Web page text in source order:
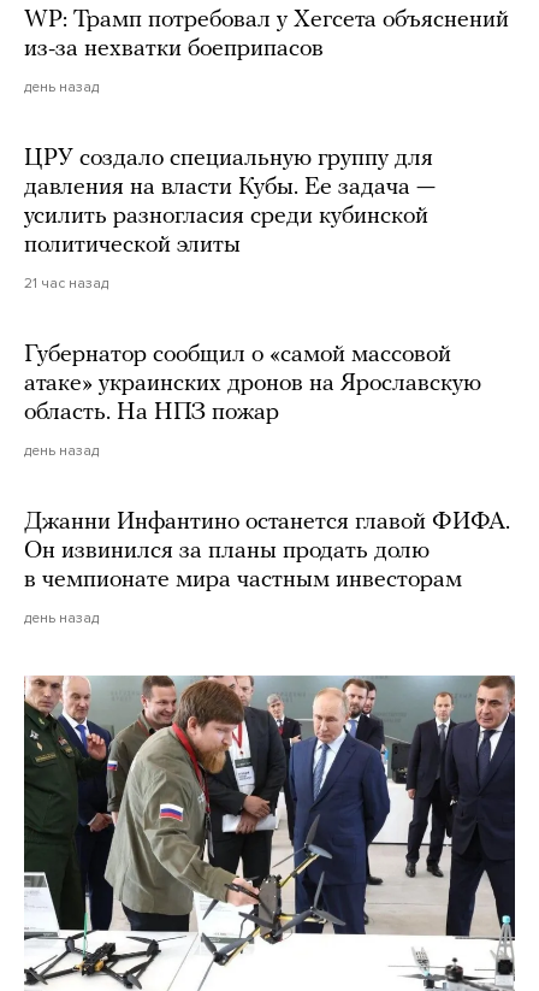
WP: Трамп потребовал у Хегсета объяснений
из-за нехватки боеприпасов
день назад
ЦРУ создало специальную группу для
давления на власти Кубы. Ее задача —
усилить разногласия среди кубинской
политической элиты
21 час назад
Губернатор сообщил о «самой массовой
атаке» украинских дронов на Ярославскую
область. На НПЗ пожар
день назад
Джанни Инфантино останется главой ФИФА.
Он извинился за планы продать долю
в чемпионате мира частным инвесторам
день назад